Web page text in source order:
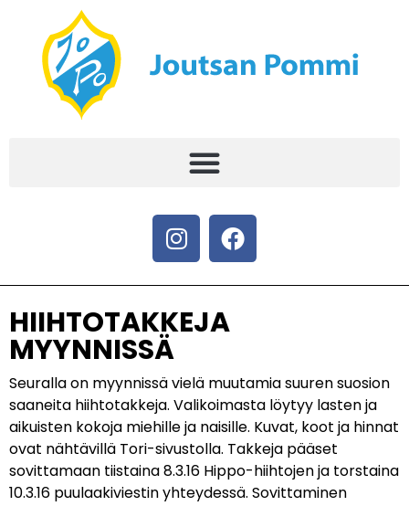
HIIHTOTAKKEJA
MYYNNISSÄ
Seuralla on myynnissä vielä muutamia suuren suosion
saaneita hiihtotakkeja. Valikoimasta löytyy lasten ja
aikuisten kokoja miehille ja naisille. Kuvat, koot ja hinnat
ovat nähtävillä Tori-sivustolla. Takkeja pääset
sovittamaan tiistaina 8.3.16 Hippo-hiihtojen ja torstaina
10.3.16 puulaakiviestin yhteydessä. Sovittaminen